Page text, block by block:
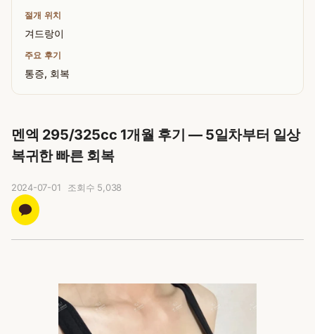
절개 위치
겨드랑이
주요 후기
통증, 회복
멘엑 295/325cc 1개월 후기 — 5일차부터 일상
복귀한 빠른 회복
2024-07-01 조회수 5,038